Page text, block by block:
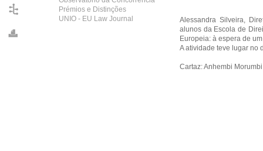
Prémios e Distinções
UNIO - EU Law Journal
Alessandra Silveira,
alunos da Escola de
Europeia: à espera de
A atividade teve lugar no
Cartaz:Anhembi